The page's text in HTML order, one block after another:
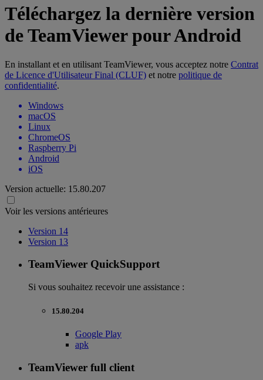
Téléchargez la dernière version
de TeamViewer pour Android
En installant et en utilisant TeamViewer, vous acceptez notre Contrat
de Licence d'Utilisateur Final (CLUF) et notre politique de
confidentialité.
Windows
macOS
Linux
ChromeOS
Raspberry Pi
Android
iOS
Version actuelle: 15.80.207
Voir les versions antérieures
Version 14
Version 13
TeamViewer QuickSupport
Si vous souhaitez recevoir une assistance :
15.80.204
Google Play
apk
TeamViewer full client